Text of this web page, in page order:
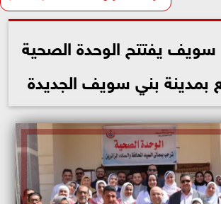
يفتتح الوحدة الصحية
بمدينة بني سويف الجديدة